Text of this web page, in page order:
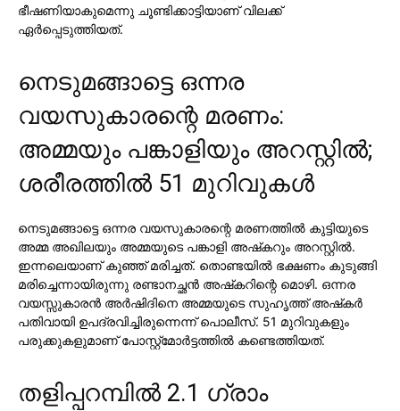
ഭീഷണിയാകുമെന്നു ചൂണ്ടിക്കാട്ടിയാണ് വിലക്ക്
ഏര്‍പ്പെടുത്തിയത്.
നെടുമങ്ങാട്ടെ ഒന്നര
വയസുകാരന്റെ മരണം:
അമ്മയും പങ്കാളിയും അറസ്റ്റില്‍;
ശരീരത്തില്‍ 51 മുറിവുകള്‍
നെടുമങ്ങാട്ടെ ഒന്നര വയസുകാരന്റെ മരണത്തില്‍ കുട്ടിയുടെ
അമ്മ അഖിലയും അമ്മയുടെ പങ്കാളി അഷ്‌കറും അറസ്റ്റില്‍.
ഇന്നലെയാണ് കുഞ്ഞ് മരിച്ചത്. തൊണ്ടയില്‍ ഭക്ഷണം കുടുങ്ങി
മരിച്ചെന്നായിരുന്നു രണ്ടാനച്ഛന്‍ അഷ്‌കറിന്റെ മൊഴി. ഒന്നര
വയസ്സുകാരന്‍ അര്‍ഷിദിനെ അമ്മയുടെ സുഹൃത്ത് അഷ്‌കര്‍
പതിവായി ഉപദ്രവിച്ചിരുന്നെന്ന് പൊലീസ്. 51 മുറിവുകളും
പരുക്കുകളുമാണ് പോസ്റ്റ്‌മോര്‍ട്ടത്തില്‍ കണ്ടെത്തിയത്.
തളിപ്പറമ്പില്‍ 2.1 ഗ്രാം